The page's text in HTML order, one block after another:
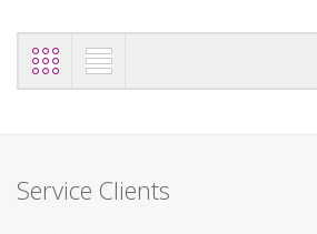
Service Clients